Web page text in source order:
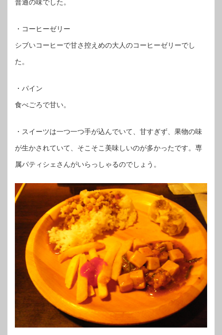
普通の味でした。
・コーヒーゼリー
シブいコーヒーで甘さ控えめの大人のコーヒーゼリーでし
た。
・パイン
食べごろで甘い。
・スイーツは一つ一つ手が込んでいて、甘すぎず、果物の味
が生かされていて、そこそこ美味しいのが多かったです。専
属パティシェさんがいらっしゃるのでしょう。